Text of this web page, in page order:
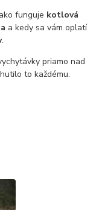
funguje kotlová
a kedy sa vám oplatí
.
priamo nad
to každému.